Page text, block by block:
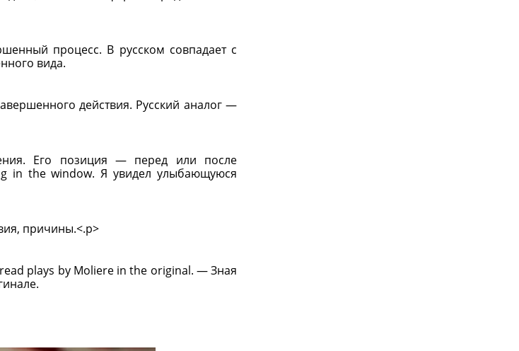
процесс. В русском совпадает с
вида.
действия. Русский аналог —
Его позиция — перед или после
in the window. Я увидел улыбающуюся
причины.<.p>
plays by Moliere in the original. — Зная